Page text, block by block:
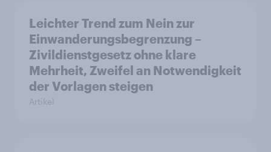
Leichter Trend zum Nein zur
Einwanderungsbegrenzung –
Zivildienstgesetz ohne klare
Mehrheit, Zweifel an Notwendigkeit
der Vorlagen steigen
Artikel